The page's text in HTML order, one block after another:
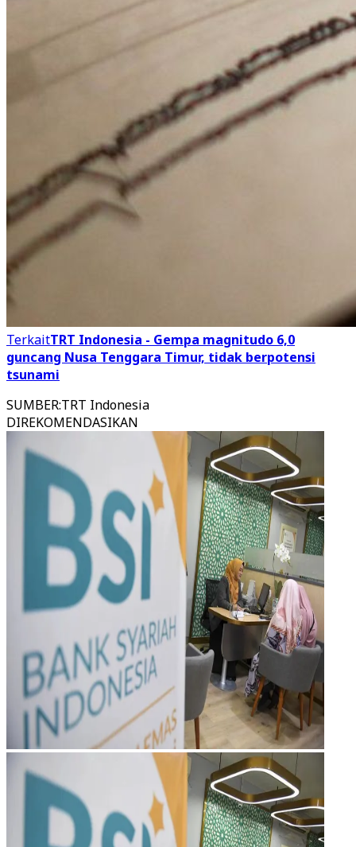
TerkaitTRT Indonesia - Gempa magnitudo 6,0
guncang Nusa Tenggara Timur, tidak berpotensi
tsunami
SUMBER:TRT Indonesia
DIREKOMENDASIKAN